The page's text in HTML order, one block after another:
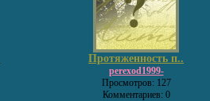
Протяженность п..
perexod1999-
Просмотров: 127
Комментариев: 0